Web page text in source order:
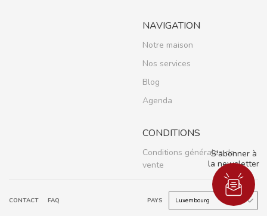
NAVIGATION
Notre maison
Nos services
Blog
Agenda
CONDITIONS
Conditions générales de
vente
CONTACT FAQ PAYS
S'abonner à
la newsletter